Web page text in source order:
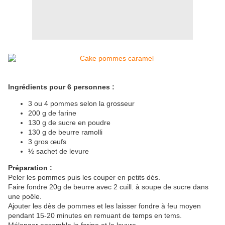
Ingrédients pour 6 personnes :
3 ou 4 pommes selon la grosseur
200 g de farine
130 g de sucre en poudre
130 g de beurre ramolli
3 gros œufs
½ sachet de levure
Préparation :
Peler les pommes puis les couper en petits dès.
Faire fondre 20g de beurre avec 2 cuill. à soupe de sucre dans
une poêle.
Ajouter les dès de pommes et les laisser fondre à feu moyen
pendant 15-20 minutes en remuant de temps en tems.